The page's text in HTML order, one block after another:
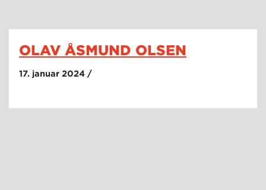
Nyheter
Ledige stillinger
Kontakt
OLAV ÅSMUND OLSEN
17. januar 2024 /